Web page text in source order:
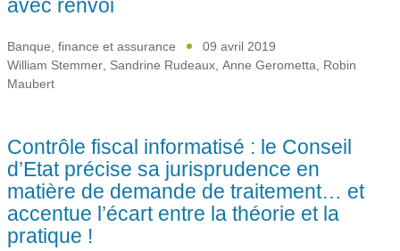
Banque, finance et assurance
09 avril 2019
William Stemmer, Sandrine Rudeaux, Anne Gerometta, Robin
Maubert
Contrôle fiscal informatisé : le Conseil
d’Etat précise sa jurisprudence en
matière de demande de traitement… et
accentue l’écart entre la théorie et la
pratique !